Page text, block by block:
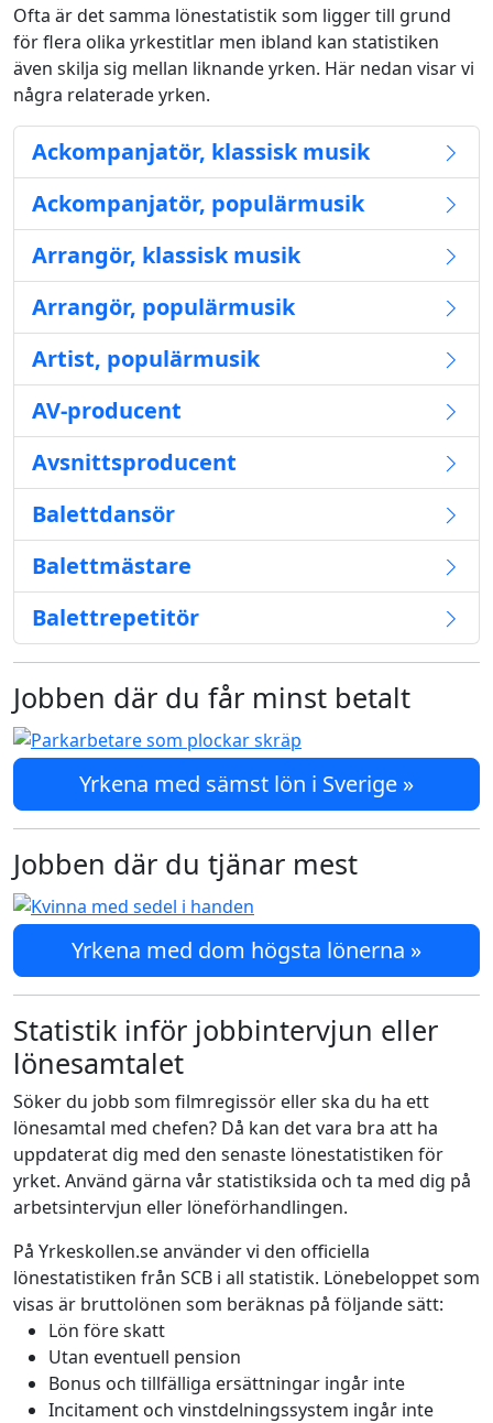
Ofta är det samma lönestatistik som ligger till grund
för flera olika yrkestitlar men ibland kan statistiken
även skilja sig mellan liknande yrken. Här nedan visar vi
några relaterade yrken.
Ackompanjatör, klassisk musik
Ackompanjatör, populärmusik
Arrangör, klassisk musik
Arrangör, populärmusik
Artist, populärmusik
AV-producent
Avsnittsproducent
Balettdansör
Balettmästare
Balettrepetitör
Jobben där du får minst betalt
Yrkena med sämst lön i Sverige »
Jobben där du tjänar mest
Yrkena med dom högsta lönerna »
Statistik inför jobbintervjun eller
lönesamtalet
Söker du jobb som filmregissör eller ska du ha ett
lönesamtal med chefen? Då kan det vara bra att ha
uppdaterat dig med den senaste lönestatistiken för
yrket. Använd gärna vår statistiksida och ta med dig på
arbetsintervjun eller löneförhandlingen.
På Yrkeskollen.se använder vi den officiella
lönestatistiken från SCB i all statistik. Lönebeloppet som
visas är bruttolönen som beräknas på följande sätt:
Lön före skatt
Utan eventuell pension
Bonus och tillfälliga ersättningar ingår inte
Incitament och vinstdelningssystem ingår inte